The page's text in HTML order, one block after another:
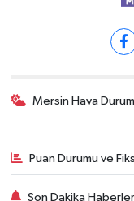
Mersin Hava
Puan Durumu ve
Son Dakika